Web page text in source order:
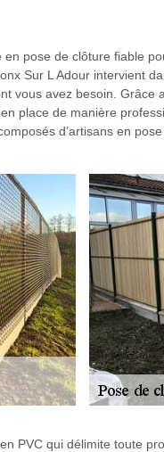
en pose de clôture fiable
Sur L Adour intervient
vous avez besoin. Grâce
place de manière
d’artisans en
PVC qui délimite toute